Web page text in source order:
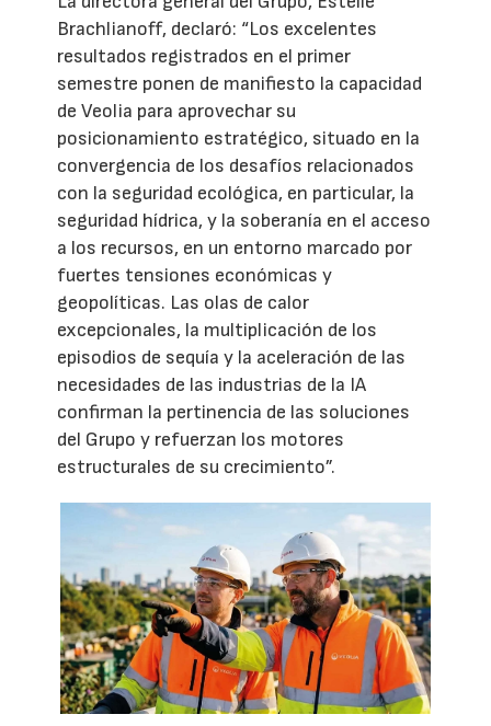
Brachlianoff, declaró: “Los excelentes
resultados registrados en el primer
semestre ponen de manifiesto la capacidad
de Veolia para aprovechar su
posicionamiento estratégico, situado en la
convergencia de los desafíos relacionados
con la seguridad ecológica, en particular, la
seguridad hídrica, y la soberanía en el acceso
a los recursos, en un entorno marcado por
fuertes tensiones económicas y
geopolíticas. Las olas de calor
excepcionales, la multiplicación de los
episodios de sequía y la aceleración de las
necesidades de las industrias de la IA
confirman la pertinencia de las soluciones
del Grupo y refuerzan los motores
estructurales de su crecimiento”.